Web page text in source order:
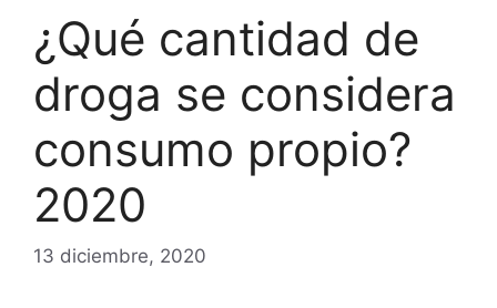
¿Qué cantidad de
droga se considera
consumo propio?
2020
13 diciembre, 2020